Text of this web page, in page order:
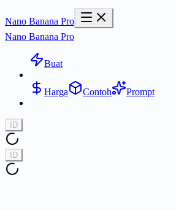
Nano Banana Pro
Nano Banana Pro
Buat
Harga Contoh Prompt
ID
ID